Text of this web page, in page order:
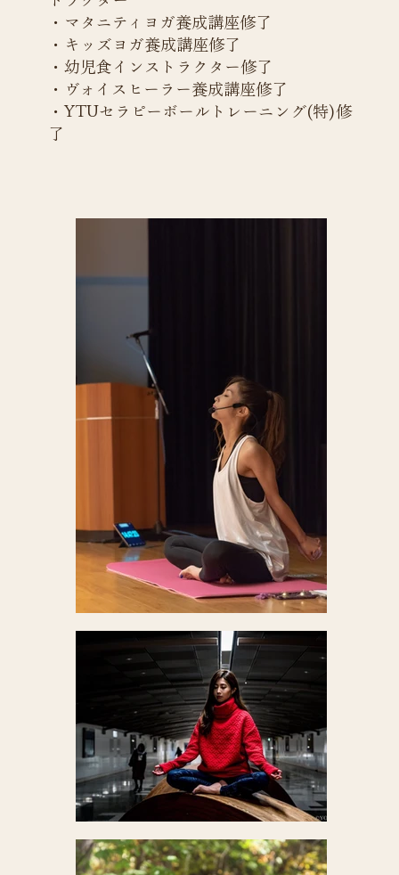
・マタニティヨガ養成講座修了
・キッズヨガ養成講座修了
・幼児食インストラクター修了
・ヴォイスヒーラー養成講座修了
・YTUセラピーボールトレーニング(特)修
了